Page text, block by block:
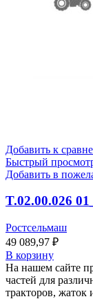
Добавить к
Быстрый
Добавить в
T.02.00.026
Ростсельмаш
49 089,97 ₽
В корзину
На нашем сайте
частей для
тракторов, жаток